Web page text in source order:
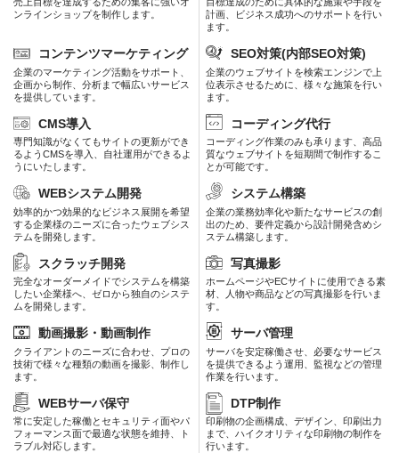
ンラインショップを制作します。
計画、ビジネス成功へのサポートを行い
ます。
コンテンツマーケティング
企業のマーケティング活動をサポート、
企画から制作、分析まで幅広いサービス
を提供しています。
SEO対策(内部SEO対策)
企業のウェブサイトを検索エンジンで上
位表示させるために、様々な施策を行い
ます。
CMS導入
専門知識がなくてもサイトの更新ができ
るようCMSを導入、自社運用ができるよ
うにいたします。
コーディング代行
コーディング作業のみも承ります、高品
質なウェブサイトを短期間で制作するこ
とが可能です。
WEBシステム開発
効率的かつ効果的なビジネス展開を希望
する企業様のニーズに合ったウェブシス
テムを開発します。
システム構築
企業の業務効率化や新たなサービスの創
出のため、要件定義から設計開発含めシ
ステム構築します。
スクラッチ開発
完全なオーダーメイドでシステムを構築
したい企業様へ、ゼロから独自のシステ
ムを開発します。
写真撮影
ホームページやECサイトに使用できる素
材、人物や商品などの写真撮影を行いま
す。
動画撮影・動画制作
クライアントのニーズに合わせ、プロの
技術で様々な種類の動画を撮影、制作し
ます。
サーバ管理
サーバを安定稼働させ、必要なサービス
を提供できるよう運用、監視などの管理
作業を行います。
WEBサーバ保守
常に安定した稼働とセキュリティ面やパ
フォーマンス面で最適な状態を維持、ト
ラブル対応します。
DTP制作
印刷物の企画構成、デザイン、印刷出力
まで、ハイクオリティな印刷物の制作を
行います。